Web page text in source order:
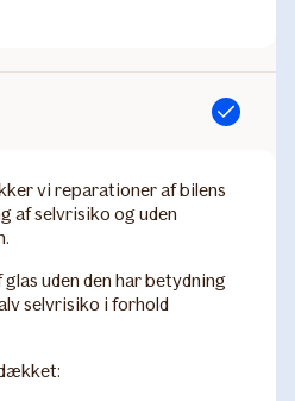
Inkluderet
vi reparationer af bilens
af selvrisiko og uden
uden den har betydning
selvrisiko i forhold